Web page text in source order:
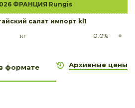
ФРАНЦИЯ Rungis
салат импорт kl1
кг 0.0%
Архивные цены
формате